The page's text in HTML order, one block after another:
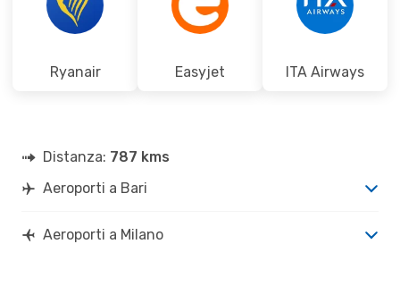
Ryanair Easyjet ITA Airways
Distanza: 787 kms
Aeroporti a Bari
Aeroporti a Milano